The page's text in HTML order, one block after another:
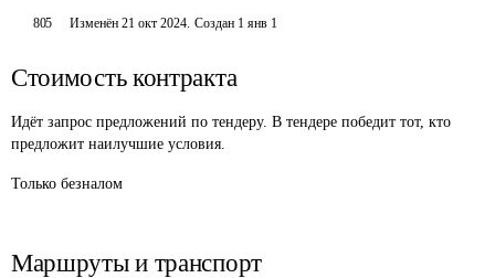
805 Изменён21 окт 2024. Создан 1 янв 1
Стоимость контракта
Идёт запрос предложений по тендеру. В тендере победит тот, кто
предложит наилучшие условия.
Только безналом
Маршруты и транспорт